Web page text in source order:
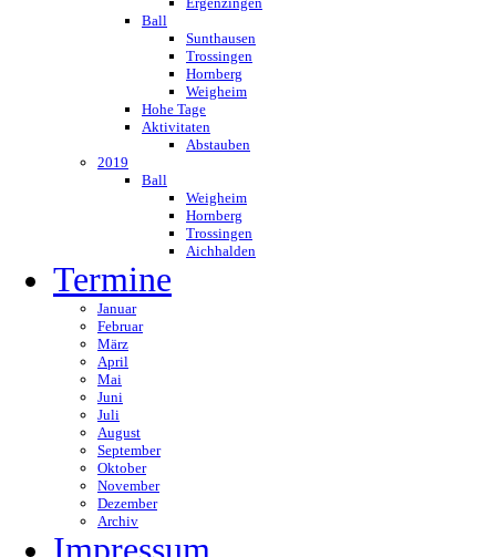
Ball
Sunthausen
Trossingen
Hornberg
Weigheim
Hohe Tage
Aktivitaten
Abstauben
2019
Ball
Weigheim
Hornberg
Trossingen
Aichhalden
Termine
Januar
Februar
März
April
Mai
Juni
Juli
August
September
Oktober
November
Dezember
Archiv